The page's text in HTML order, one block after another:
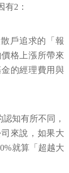
2：
戶追求的「報
格上漲所帶來
的經理費用與
知有所不同，
來說，如果大
就算「超越大